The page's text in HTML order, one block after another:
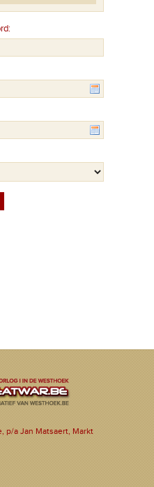
p/a Jan Matsaert, Markt